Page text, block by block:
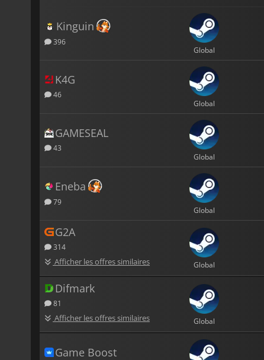
Kinguin
396
Global
K4G
46
Global
GAMESEAL
43
Global
Eneba
79
Global
G2A
314
Afficher les offres similaires Global
Difmark
81
Afficher les offres similaires Global
Game Boost